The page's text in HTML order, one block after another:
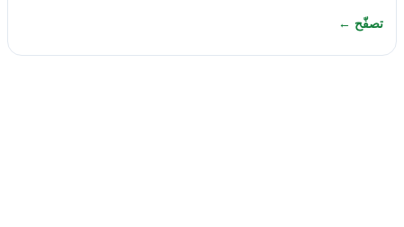
تصفّح ←